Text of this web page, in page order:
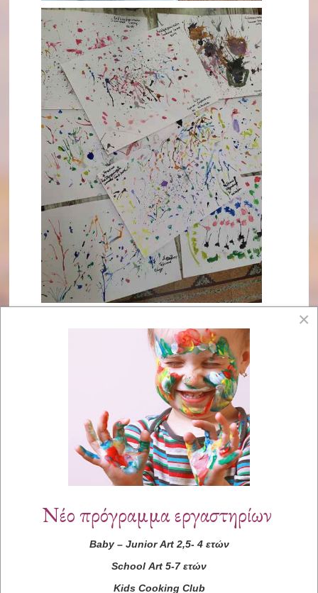
×
Νέο πρόγραμμα εργαστηρίων
Baby– Junior Art2,5- 4 ετών
School Art 5-7 ετών
Kids Cooking Club